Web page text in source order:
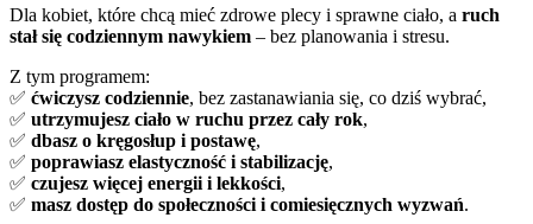
Dla kobiet, które chcą mieć zdrowe plecy i sprawne ciało, a ruch
stał się codziennym nawykiem – bez planowania i stresu.
Z tym programem:
✅ ćwiczysz codziennie, bez zastanawiania się, co dziś wybrać,
✅ utrzymujesz ciało w ruchu przez cały rok,
✅ dbasz o kręgosłup i postawę,
✅ poprawiasz elastyczność i stabilizację,
✅ czujesz więcej energii i lekkości,
✅ masz dostęp do społeczności i comiesięcznych wyzwań.